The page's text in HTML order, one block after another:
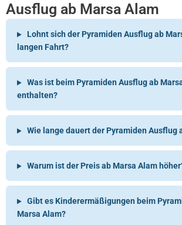
Ausflug ab Marsa Alam
Lohnt sich der Pyramiden Ausflug ab
langen Fahrt?
Was ist beim Pyramiden Ausflug ab
enthalten?
Wie lange dauert der Pyramiden Ausflug
Warum ist der Preis ab Marsa Alam
Gibt es Kinderermäßigungen beim
Marsa Alam?